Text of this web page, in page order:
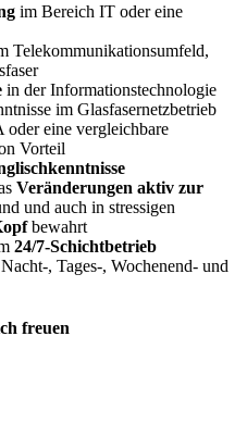
im Bereich IT oder eine
Telekommunikationsumfeld,
in der Informationstechnologie
im Glasfasernetzbetrieb
oder eine vergleichbare
Vorteil
Veränderungen aktiv zur
und auch in stressigen
bewahrt
24/7-Schichtbetrieb
, Tages-, Wochenend- und
freuen